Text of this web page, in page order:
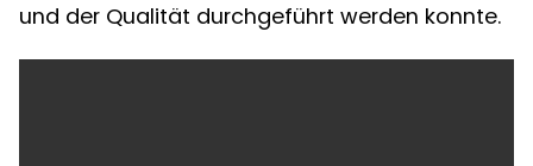
und der Qualität durchgeführt werden konnte.